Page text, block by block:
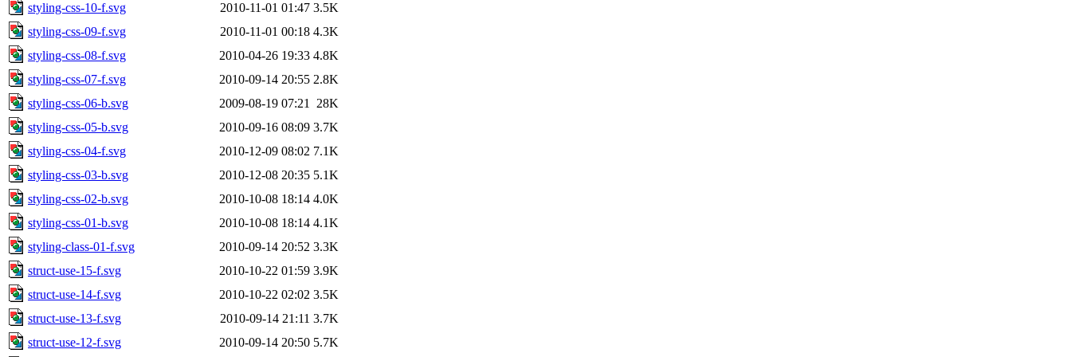
styling-css-10-f.svg 2010-11-01 01:47 3.5K
styling-css-09-f.svg
2010-11-01 00:18 4.3K
styling-css-08-f.svg
2010-04-26 19:33 4.8K
styling-css-07-f.svg
2010-09-14 20:55 2.8K
styling-css-06-b.svg
2009-08-19 07:21
28K
styling-css-05-b.svg
2010-09-16 08:09 3.7K
styling-css-04-f.svg
2010-12-09 08:02 7.1K
styling-css-03-b.svg
2010-12-08 20:35 5.1K
styling-css-02-b.svg
2010-10-08 18:14 4.0K
styling-css-01-b.svg
2010-10-08 18:14 4.1K
styling-class-01-f.svg
2010-09-14 20:52 3.3K
struct-use-15-f.svg
2010-10-22 01:59 3.9K
struct-use-14-f.svg
2010-10-22 02:02 3.5K
struct-use-13-f.svg
2010-09-14 21:11 3.7K
struct-use-12-f.svg
2010-09-14 20:50 5.7K